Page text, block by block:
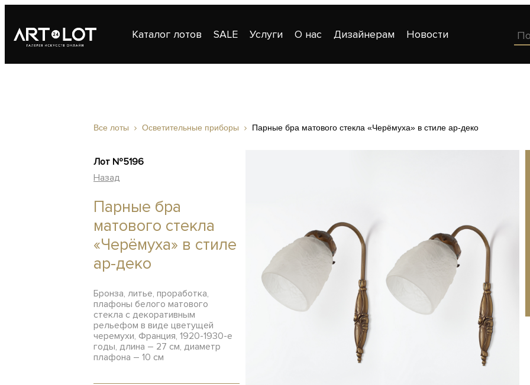
Каталог лотов SALE Услуги О нас Дизайнерам Новости
Все лоты Осветительные приборы Парные бра матового стекла «Черёмуха» в стиле ар-деко
Лот №5196
Назад
Парные бра
матового стекла
«Черёмуха» в стиле
ар-деко
Бронза, литье, проработка,
плафоны белого матового
стекла с декоративным
рельефом в виде цветущей
черемухи, Франция, 1920-1930-е
годы, длина – 27 см, диаметр
плафона – 10 см